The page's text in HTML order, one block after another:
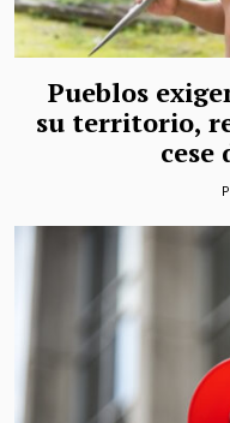
Pueblos
su territorio,
cese